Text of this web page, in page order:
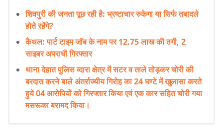
शिवपुरी की जनता पूछ रही है: भ्रष्टाचार रुकेगा या सिर्फ तबादले
होते रहेंगे?
कैथल: पार्ट टाइम जॉब के नाम पर 12.75 लाख की ठगी, 2
साइबर अपराधी गिरफ्तार
थाना देहात पुलिस व्दारा क्षेत्र में सटर व ताले तोड़कर चोरी की
बरदात करने बाले अंतर्राज्यीय गिरोह का 24 घण्टे में खुलासा करते
हुये 04 आरोपियों को गिरफ्तार किया एवं एक कार सहित चोरी गया
मसरूका बरामद किया।